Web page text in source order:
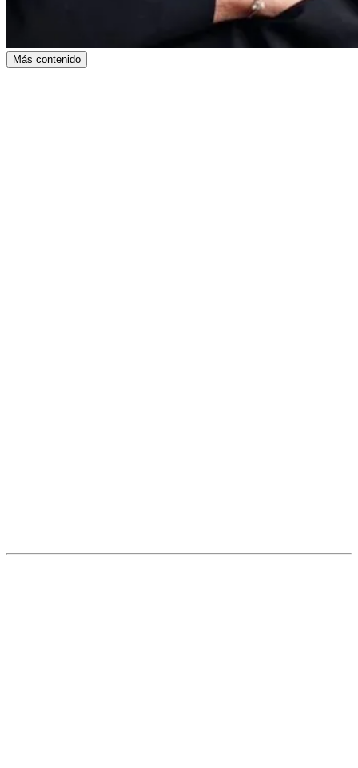
Más contenido